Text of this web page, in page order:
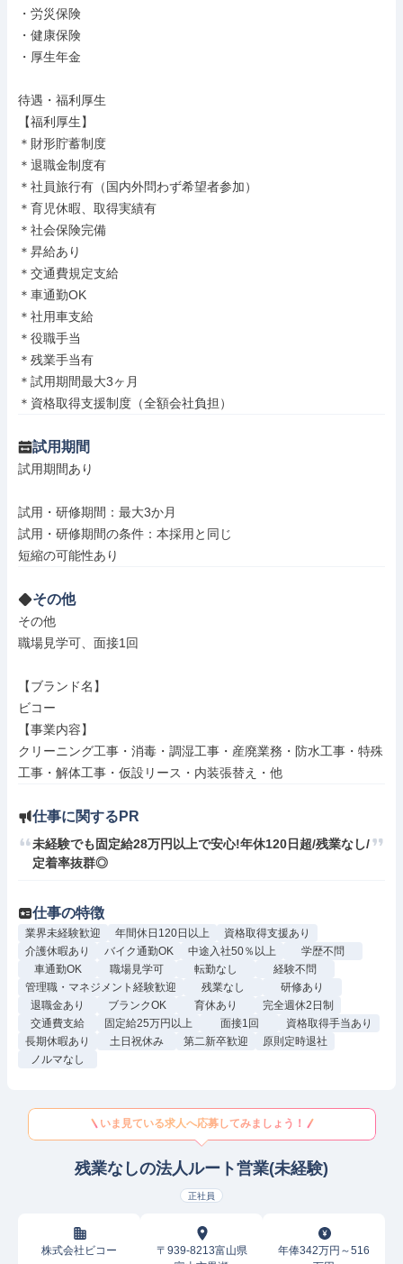
・労災保険
・健康保険
・厚生年金
待遇・福利厚生
【福利厚生】
＊財形貯蓄制度
＊退職金制度有
＊社員旅行有（国内外問わず希望者参加）
＊育児休暇、取得実績有
＊社会保険完備
＊昇給あり
＊交通費規定支給
＊車通勤OK
＊社用車支給
＊役職手当
＊残業手当有
＊試用期間最大3ヶ月
＊資格取得支援制度（全額会社負担）
試用期間
試用期間あり
試用・研修期間：最大3か月
試用・研修期間の条件：本採用と同じ
その他
その他
職場見学可、面接1回
【ブランド名】
ビコー
【事業内容】
クリーニング工事・消毒・調湿工事・産廃業務・防水工事・特殊
工事・解体工事・仮設リース・内装張替え・他
仕事に関するPR
未経験でも固定給28万円以上で安心!年休120日超/残業なし/
定着率抜群◎
仕事の特徴
業界未経験歓迎 年間休日120日以上
資格取得支援あり
介護休暇あり
バイク通勤OK 中途入社50％以上
学歴不問
車通勤OK
職場見学可 転勤なし
経験不問
管理職・マネジメント経験歓迎
残業なし
研修あり
退職金あり
ブランクOK 育休あり
完全週休2日制
交通費支給
固定給25万円以上 面接1回
資格取得手当あり
長期休暇あり
土日祝休み 第二新卒歓迎
原則定時退社
ノルマなし
いま見ている求人へ応募してみましょう！
残業なしの法人ルート営業(未経験)
正社員
株式会社ビコー
〒939-8213富山県
年俸342万円～516